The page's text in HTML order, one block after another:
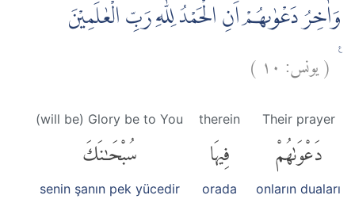
وَاٰخِرُ دَعْوٰىهُمْ اَنِ الْحَمْدُ لِلّٰهِ رَبِّ الْعٰلَمِيْنَ
(يونس: ١٠ )
Their prayer
دَعْوَىٰهُمْ
onların duaları
therein
فِيهَا
orada
(will be) Glory be to You
سُبْحَٰنَكَ
senin şanın pek yücedir